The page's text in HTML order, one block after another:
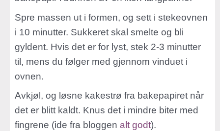
Spre massen ut i formen, og sett i stekeovnen
i 10 minutter. Sukkeret skal smelte og bli
gyldent. Hvis det er for lyst, stek 2-3 minutter
til, mens du følger med gjennom vinduet i
ovnen.
Avkjøl, og løsne kakestrø fra bakepapiret når
det er blitt kaldt. Knus det i mindre biter med
fingrene (ide fra bloggenalt godt).